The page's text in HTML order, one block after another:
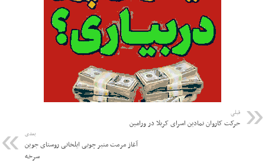
قبلی
حرکت کاروان نمادین اسرای کربلا در ورامین
بعدی
آغاز مرمت منبر چوبی ایلخانی روستای جوین
سرخه